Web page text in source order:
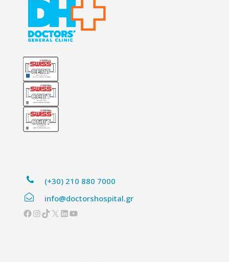
(+30) 210 880 7000
info@doctorshospital.gr
Facebook
Instagram
TikTok
X Linkedin
YouTube